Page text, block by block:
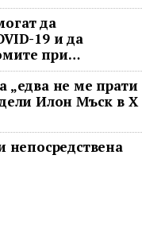
да
19 и да
при
„едва не ме прати
Илон Мъск в Х
непосредствена